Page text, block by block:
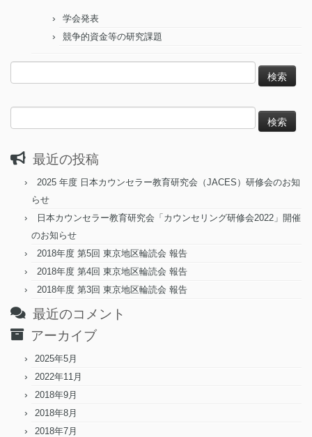
学会発表
競争的資金等の研究課題
索:
索:
最近の投稿
2025 年度 日本カウンセラー教育研究会（JACES）研修会のお知
らせ
日本カウンセラー教育研究会「カウンセリング研修会2022」開催
のお知らせ
2018年度 第5回 東京地区輪読会 報告
2018年度 第4回 東京地区輪読会 報告
2018年度 第3回 東京地区輪読会 報告
最近のコメント
アーカイブ
2025年5月
2022年11月
2018年9月
2018年8月
2018年7月